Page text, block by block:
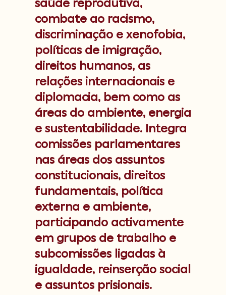
saúde reprodutiva,
combate ao racismo,
discriminação e xenofobia,
políticas de imigração,
direitos humanos, as
relações internacionais e
diplomacia, bem como as
áreas do ambiente, energia
e sustentabilidade. Integra
comissões parlamentares
nas áreas dos assuntos
constitucionais, direitos
fundamentais, política
externa e ambiente,
participando activamente
em grupos de trabalho e
subcomissões ligadas à
igualdade, reinserção social
e assuntos prisionais.